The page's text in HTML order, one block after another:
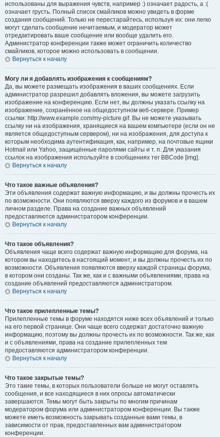
использованы для выражения чувств, например :) означает радость, а :(
означает грусть. Полный список смайликов можно увидеть в форме
создания сообщений. Только не перестарайтесь, используя их: они легко
могут сделать сообщение нечитаемым, и модератор может
отредактировать ваше сообщение или вообще удалить его.
Администратор конференции также может ограничить количество
смайликов, которое можно использовать в сообщении.
Вернуться к началу
Могу ли я добавлять изображения к сообщениям?
Да, вы можете размещать изображения в ваших сообщениях. Если
администратор разрешил добавлять вложения, вы можете загрузить
изображение на конференцию. Если нет, вы должны указать ссылку на
изображение, сохранённое на общедоступном веб-сервере. Пример
ссылки: http://www.example.com/my-picture.gif. Вы не можете указывать
ссылку ни на изображения, хранящиеся на вашем компьютере (если он не
является общедоступным сервером), ни на изображения, для доступа к
которым необходима аутентификация, как, например, на почтовые ящики
Hotmail или Yahoo, защищённые паролями сайты и т. п. Для указания
ссылок на изображения используйте в сообщениях тег BBCode [img].
Вернуться к началу
Что такое важные объявления?
Эти объявления содержат важную информацию, и вы должны прочесть их
по возможности. Они появляются вверху каждого из форумов и в вашем
личном разделе. Права на создание важных объявлений
предоставляются администратором конференции.
Вернуться к началу
Что такое объявления?
Объявления чаще всего содержат важную информацию для форума, на
котором вы находитесь в настоящий момент, и вы должны прочесть их по
возможности. Объявления появляются вверху каждой страницы форума,
в котором они созданы. Так же, как и с важными объявлениями, права на
создание объявлений предоставляются администратором.
Вернуться к началу
Что такое прилепленные темы?
Прилепленные темы в форуме находятся ниже всех объявлений и только
на его первой странице. Они чаще всего содержат достаточно важную
информацию, поэтому вы должны прочесть их по возможности. Так же, как
и с объявлениями, права на создание прилепленных тем
предоставляются администратором конференции.
Вернуться к началу
Что такое закрытые темы?
Это такие темы, в которых пользователи больше не могут оставлять
сообщения, и все находящиеся в них опросы автоматически
завершаются. Темы могут быть закрыты по многим причинам
модератором форума или администратором конференции. Вы также
можете иметь возможность закрывать созданные вами темы, в
зависимости от прав, предоставленных вам администратором
конференции.